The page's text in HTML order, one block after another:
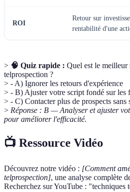
ROI
Retour sur
rentabilité d'une
> 🧠 Quiz rapide : Quel est le
telprospection ?
> - A) Ignorer les retours d'expérience
> - B) Ajuster votre script fondé sur les
> - C) Contacter plus de prospects sans
> Réponse : B — Analyser et ajuster
pour améliorer l'efficacité.
📺 Ressource Vidéo
Découvrez notre vidéo : [Comment
telprospection], une analyse complète
Recherchez sur YouTube : "techniques